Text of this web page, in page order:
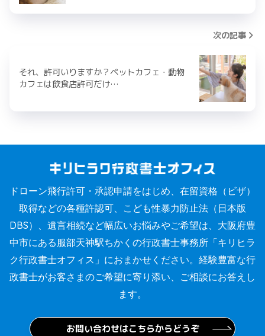
次の記事
それ、許可いりますか？ペットカフェ・動物
カフェは飲食店許可だけ…
ドローン飛行許可・承認申請をはじめ、在留資格（ビザ）
取得などの各種許認可、こども性暴力防止法（日本版
DBS）、遺言相続など幅広いお悩みやご希望は、大阪府豊
中市にある服部天神駅ちかくの行政書士事務所「キリヒラ
ク行政書士オフィス」におまかせください。経験豊富な行
政書士がお客さまのご希望に寄り添い、ご相談にお答えし
ます。
お問い合わせはこちらからどうぞ